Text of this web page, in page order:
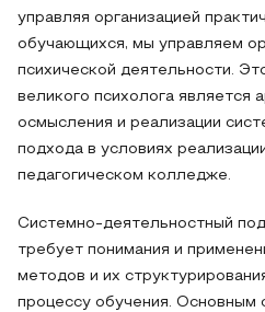
управляя организацией
обучающихся, мы управляем
психической деятельности.
великого психолога является
осмысления и реализации
подхода в условиях
педагогическом колледже.
Системно-деятельностный
требует понимания и
методов и их
процессу обучения. Основным